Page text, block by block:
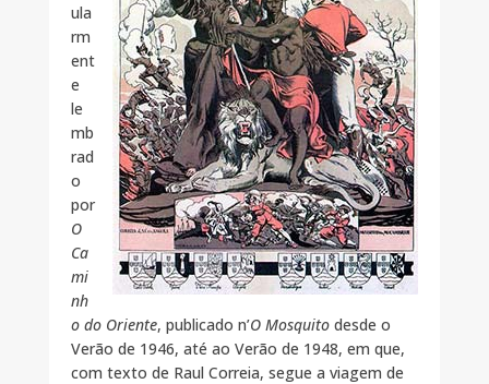
ula
rm
ent
e
le
mb
rad
o
por
O
Ca
mi
nh
o do Oriente, publicado n’O Mosquitodesde o
Verão de 1946, até ao Verão de 1948, em que,
com texto de Raul Correia, segue a viagem de